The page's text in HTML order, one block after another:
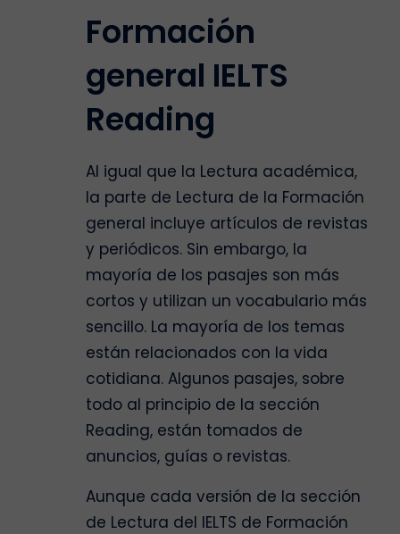
Formación
general IELTS
Reading
Al igual que la Lectura académica,
la parte de Lectura de la Formación
general incluye artículos de revistas
y periódicos. Sin embargo, la
mayoría de los pasajes son más
cortos y utilizan un vocabulario más
sencillo. La mayoría de los temas
están relacionados con la vida
cotidiana. Algunos pasajes, sobre
todo al principio de la sección
Reading, están tomados de
anuncios, guías o revistas.
Aunque cada versión de la sección
de Lectura del IELTS de Formación